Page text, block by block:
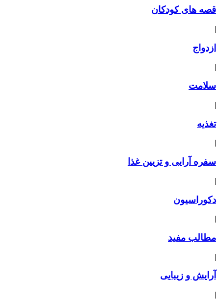
قصه های کودکان
|
ازدواج
|
سلامت
|
تغذیه
|
سفره آرایی و تزیین غذا
|
دکوراسیون
|
مطالب مفید
|
آرایش و زیبایی
|